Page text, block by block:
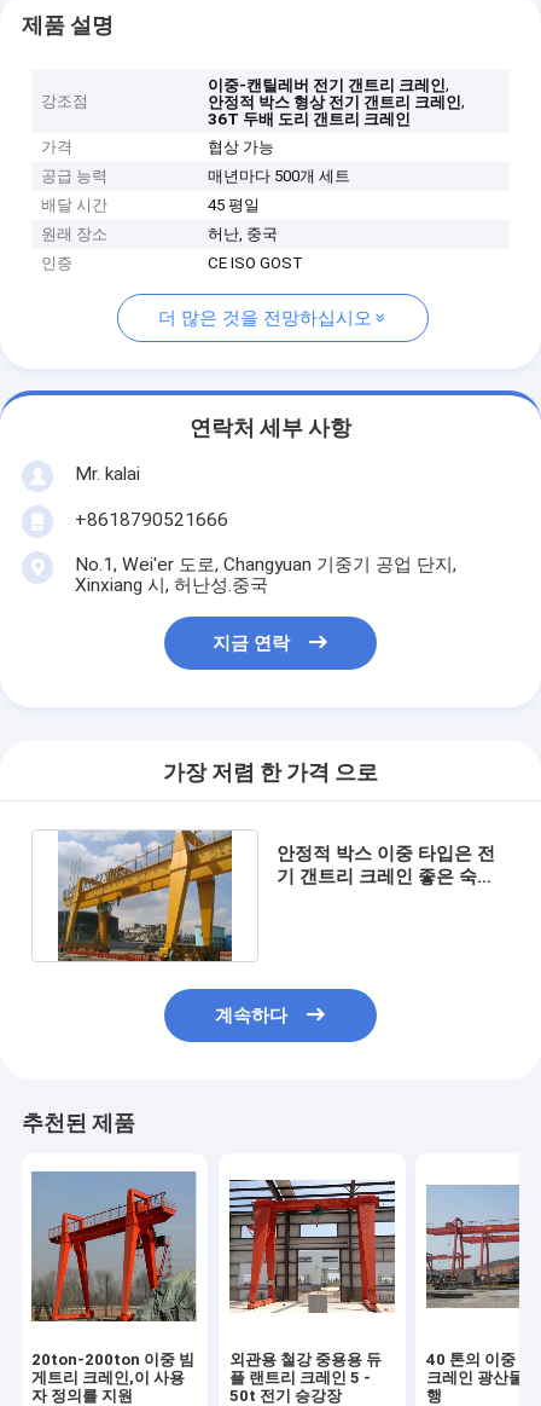
제품 설명
강조점
이중-캔틸레버 전기 갠트리 크레인,
안정적 박스 형상 전기 갠트리 크레인,
36T 두배 도리 갠트리 크레인
가격
협상 가능
공급 능력
매년마다 500개 세트
배달 시간
45 평일
원래 장소
허난, 중국
인증
CE ISO GOST
더 많은 것을 전망하십시오
연락처 세부 사항
Mr. kalai
+8618790521666
No.1, Wei'er 도로, Changyuan 기중기 공업 단지,
Xinxiang 시, 허난성.중국
지금 연락
가장 저렴 한 가격 으로
안정적 박스 이중 타입은 전
기 갠트리 크레인 좋은 숙련
계속하다
추천된 제품
20ton-200ton 이중 빔
게트리 크레인,이 사용
자 정의를 지원
외관용 철강 중용용 듀
플 랜트리 크레인 5 -
50t 전기 승강장
40 톤의 이중 띠
크레인 광산물
행